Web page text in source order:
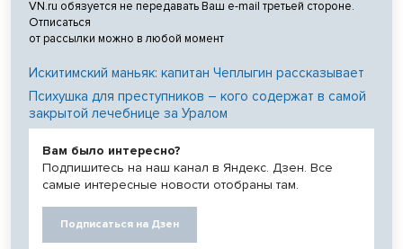
VN.ru обязуется не передавать Ваш e-mail третьей стороне.
Отписаться
от рассылки можно в любой момент
Искитимский маньяк: капитан Чеплыгин рассказывает
Психушка для преступников – кого содержат в самой
закрытой лечебнице за Уралом
Вам было интересно?
Подпишитесь на наш канал в Яндекс. Дзен. Все
самые интересные новости отобраны там.
Подписаться на Дзен